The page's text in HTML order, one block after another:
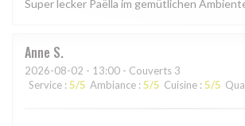
Super lecker Paëlla im gemütlichen
Anne S
2026-08-02 - 13:00 - Couverts 3
Service : 5/5 Ambiance : 5/5 Cuisine : 5/5